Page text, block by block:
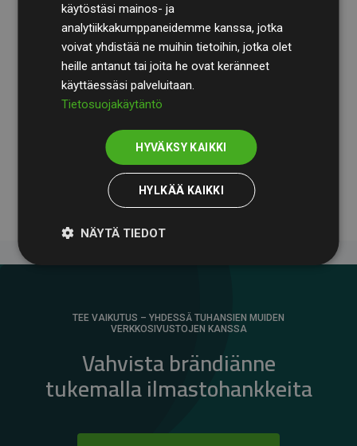
TilintarkastusyhtiöBDOkäy säännöllisesti läpi
laskelmamme ja menetelmämme varmistaakseen
läpinäkyvyyden ja luotettavuuden.
Heidän tarkastuksensa osoittavat, että investoinnit
ilmastohankkeisiin kompensoivat keskimäärin
arvioiduista CO₂-päästöistä
jäsenverkkosivustoilla –
selkeä todiste toimintatapamme todellisesta
TEE VAIKUTUS – YHDESSÄ TUHANSIEN MUIDEN
VERKKOSIVUSTOJEN KANSSA
Vahvista brändiänne
tukemalla ilmastohankkeita
käytöstäsi mainos- ja
analytiikkakumppaneidemme kanssa, jotka
voivat yhdistää ne muihin tietoihin, jotka olet
heille antanut tai joita he ovat keränneet
käyttäessäsi palveluitaan.
Tietosuojakäytäntö
HYVÄKSY KAIKKI
HYLKÄÄ KAIKKI
NÄYTÄ TIEDOT